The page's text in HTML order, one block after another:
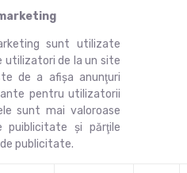
sunt utilizate
utilizatori de la un site
de a afişa anunţuri
pentru utilizatorii
sunt mai valoroase
puiblicitate şi părţile
publicitate.